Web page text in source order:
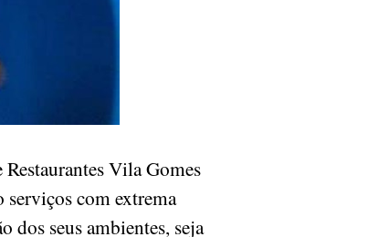
Vila Gomes
serviços com extrema
dos seus ambientes, seja